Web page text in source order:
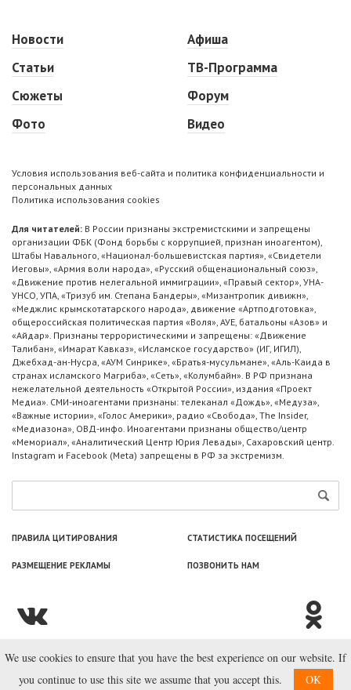
Новости
Статьи
Сюжеты
Фото
Афиша
ТВ-Программа
Форум
Видео
Условия использования веб-сайта и политика конфиденциальности и
персональных данных
Политика использования cookies
Для читателей: В России признаны экстремистскими и запрещены
организации ФБК (Фонд борьбы с коррупцией, признан иноагентом),
Штабы Навального, «Национал-большевистская партия», «Свидетели
Иеговы», «Армия воли народа», «Русский общенациональный союз»,
«Движение против нелегальной иммиграции», «Правый сектор», УНА-
УНСО, УПА, «Тризуб им. Степана Бандеры», «Мизантропик дивижн»,
«Меджлис крымскотатарского народа», движение «Артподготовка»,
общероссийская политическая партия «Воля», АУЕ, батальоны «Азов» и
«Айдар». Признаны террористическими и запрещены: «Движение
Талибан», «Имарат Кавказ», «Исламское государство» (ИГ, ИГИЛ),
Джебхад-ан-Нусра, «АУМ Синрике», «Братья-мусульмане», «Аль-Каида в
странах исламского Магриба», «Сеть», «Колумбайн». В РФ признана
нежелательной деятельность «Открытой России», издания «Проект
Медиа». СМИ-иноагентами признаны: телеканал «Дождь», «Медуза»,
«Важные истории», «Голос Америки», радио «Свобода», The Insider,
«Медиазона», ОВД-инфо. Иноагентами признаны общество/центр
«Мемориал», «Аналитический Центр Юрия Левады», Сахаровский центр.
Instagram и Facebook (Metа) запрещены в РФ за экстремизм.
ПРАВИЛА ЦИТИРОВАНИЯ СТАТИСТИКА ПОСЕЩЕНИЙ
РАЗМЕЩЕНИЕ РЕКЛАМЫ ПОЗВОНИТЬ НАМ
© ООО «Лаборатория Новоcтей», 2003—2026.
We use cookies to ensure that you have the best experience on our website. If
you continue to use this site we assume that you accept this.
OK